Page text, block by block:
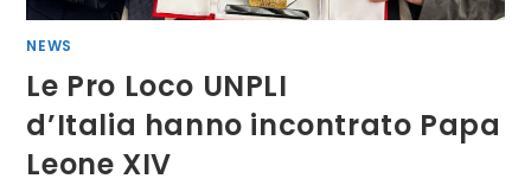
NEWS
Le Pro Loco UNPLI
d’Italia hanno incontrato Papa
Leone XIV